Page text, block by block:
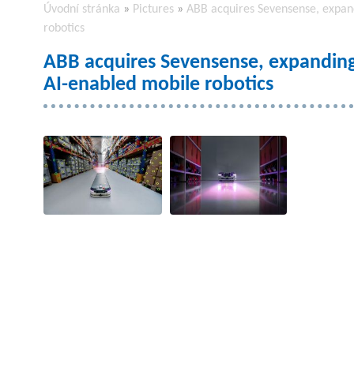
Úvodní stránka » Pictures » ABB acquires Sevensense,
robotics
ABB acquires Sevensense,
AI-enabled mobile robotics